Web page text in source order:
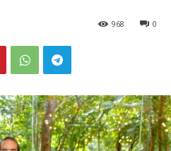
0
968